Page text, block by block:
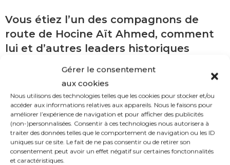
Gérer le consentement
aux cookies
Nous utilisons des technologies telles que les cookies pour stocker et/ou
accéder aux informations relatives aux appareils. Nous le faisons pour
améliorer l’expérience de navigation et pour afficher des publicités
(non-)personnalisées. Consentir à ces technologies nous autorisera à
traiter des données telles que le comportement de navigation ou les ID
uniques sur ce site. Le fait de ne pas consentir ou de retirer son
consentement peut avoir un effet négatif sur certaines fonctonnalités
et caractéristiques.
Vous étiez l’un des compagnons de
route de Hocine Aït Ahmed, comment
lui et d’autres leaders historiques
partisane dans la période
postindépendance ?
Je dis plus simplement que j’étais proche de Hocine
Aït Ahmed et donc j’ai analysé et travaillé avec lui
notamment sur la situation politique, économique et